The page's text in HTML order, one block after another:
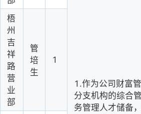
1.作为公司财富
分支机构的综合
务管理人才储备
梧
州
吉
祥
路
营
业
部
管
培
生
1